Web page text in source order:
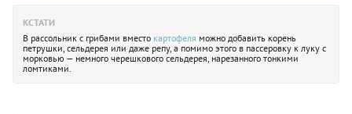
КСТАТИ
В рассольник с грибами вместо картофеля можно добавить корень
петрушки, сельдерея или даже репу, а помимо этого в пассеровку к луку с
морковью — немного черешкового сельдерея, нарезанного тонкими
ломтиками.